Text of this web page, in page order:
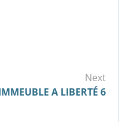
Next
A LIBERTÉ 6